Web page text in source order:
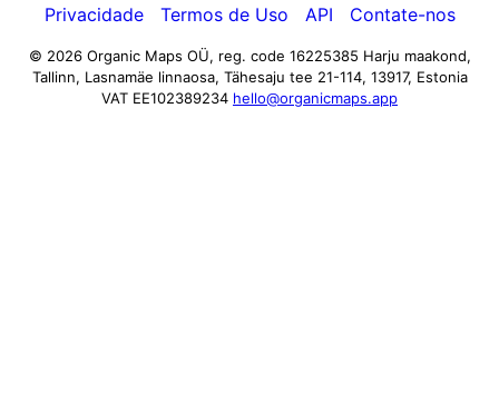
Privacidade
Termos de Uso API Contate-nos
© 2026 Organic Maps OÜ, reg. code 16225385 Harju maakond,
Tallinn, Lasnamäe linnaosa, Tähesaju tee 21-114, 13917, Estonia
VAT EE102389234 hello@organicmaps.app